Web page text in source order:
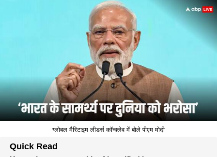
ग्लोबल मैरिटाइम लीडर्स कॉन्क्लेव में बोले पीएम मोदी
Quick Read